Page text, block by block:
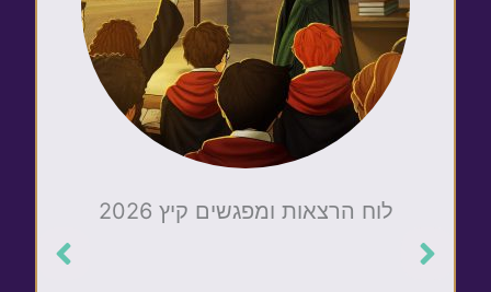
לוח הרצאות ומפגשים קיץ 2026